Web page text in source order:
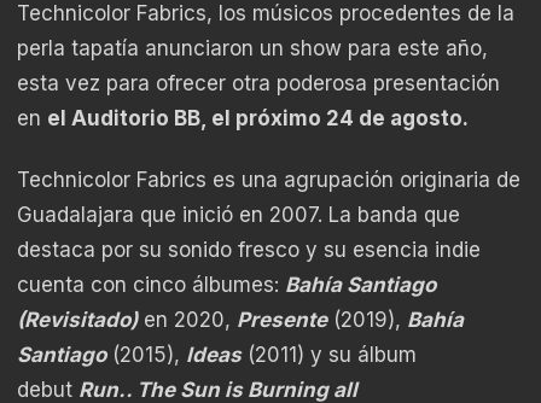
Technicolor Fabrics, los músicos procedentes de la
perla tapatía anunciaron un show para este año,
esta vez para ofrecer otra poderosa presentación
en el Auditorio BB, el próximo 24 de agosto.
Technicolor Fabrics es una agrupación originaria de
Guadalajara que inició en 2007. La banda que
destaca por su sonido fresco y su esencia indie
cuenta con cinco álbumes: Bahía Santiago
(Revisitado)en 2020, Presente(2019), Bahía
Santiago(2015), Ideas(2011) y su álbum
debut Run.. The Sun is Burning all